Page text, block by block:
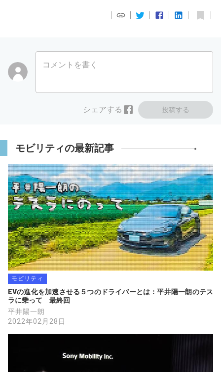
コメントを書く
投稿する
シェアする
モビリティの最新記事
モビリティ
EVの進化を加速させる５つのドライバーとは：平井陽一朗のテス
ラに乗って　最終回
平井陽一朗
2022年02月28日